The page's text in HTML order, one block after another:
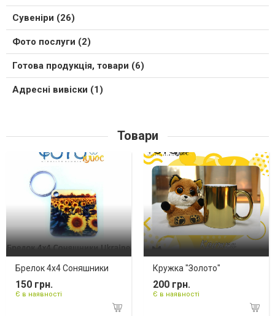
Сувеніри (26)
Фото послуги (2)
Готова продукція, товари (6)
Адресні вивіски (1)
Товари
Брелок 4х4 Соняшники
150 грн.
Є в наявності
Кружка "Золото"
200 грн.
Є в наявності